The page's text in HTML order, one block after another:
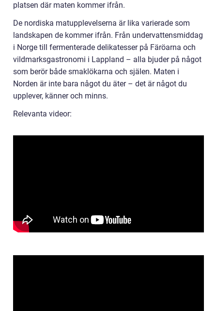
platsen där maten kommer ifrån.
De nordiska matupplevelserna är lika varierade som
landskapen de kommer ifrån. Från undervattensmiddag
i Norge till fermenterade delikatesser på Färöarna och
vildmarksgastronomi i Lappland – alla bjuder på något
som berör både smaklökarna och själen. Maten i
Norden är inte bara något du äter – det är något du
upplever, känner och minns.
Relevanta videor: